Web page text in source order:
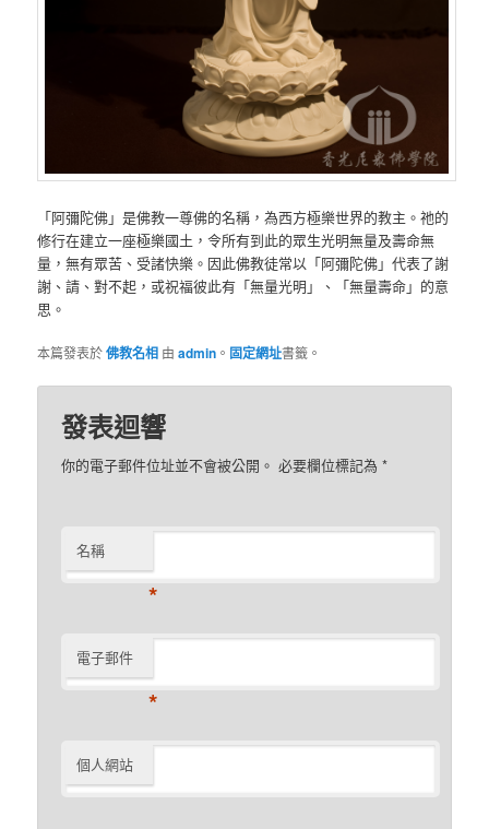
「阿彌陀佛」是佛教一尊佛的名稱，為西方極樂世界的教主。祂的
修行在建立一座極樂國土，令所有到此的眾生光明無量及壽命無
量，無有眾苦、受諸快樂。因此佛教徒常以「阿彌陀佛」代表了謝
謝、請、對不起，或祝福彼此有「無量光明」、「無量壽命」的意
思。
本篇發表於佛教名相 由admin 。 固定網址書籤。
發表迴響
你的電子郵件位址並不會被公開。 必要欄位標記為*
名稱
*
電子郵件
*
個人網站